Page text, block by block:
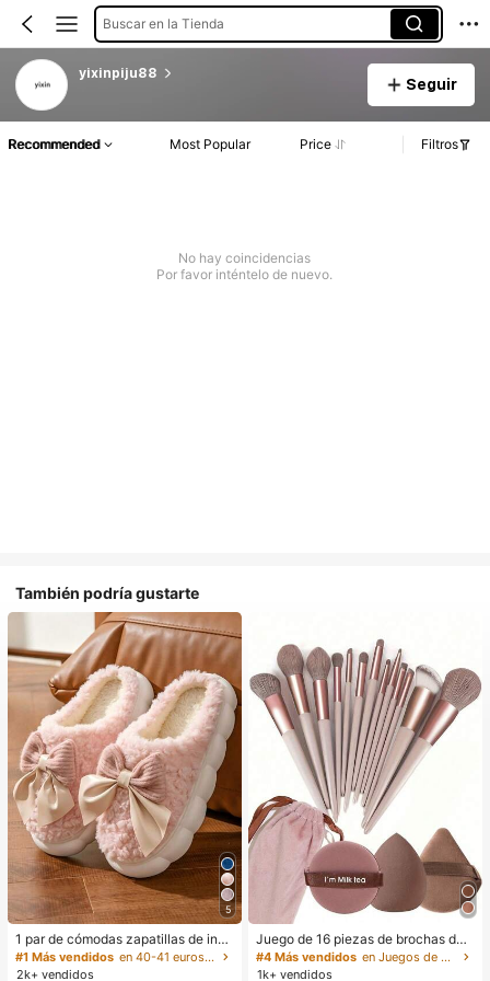
Buscar en la Tienda
yixinpiju88
Seguir
Recommended Most Popular Price Filtros
No hay coincidencias
Por favor inténtelo de nuevo.
También podría gustarte
5
1 par de cómodas zapatillas de invi
erno para mujer, con forro de peluc
he con lazo, suela gruesa antidesliz
#1 Más vendidos
en 40-41 euros Zapatillas de casa
2k+ vendidos
Juego de 16 piezas de brochas de
maquillaje que incluye 13 brochas
de maquillaje, 1 esponja de maquill
#4 Más vendidos
en Juegos de brochas de maquillaje Juegos De Pince
1k+ vendidos